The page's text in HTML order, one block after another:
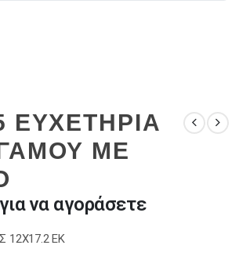
ΕΥΧΕΤΗΡΙΑ
ΜΕ
να αγοράσετε
12Χ17.2 ΕΚ